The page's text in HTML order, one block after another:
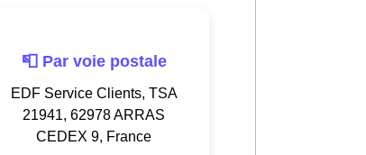
📮 Par voie postale
EDF Service Clients, TSA
21941, 62978 ARRAS
CEDEX 9, France